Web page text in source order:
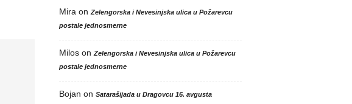
Mira on Zelengorska i Nevesinjska ulica u Požarevcu
postale jednosmerne
Miloson Zelengorska i Nevesinjska ulica u Požarevcu
postale jednosmerne
Bojan on Satarašijada u Dragovcu 16. avgusta